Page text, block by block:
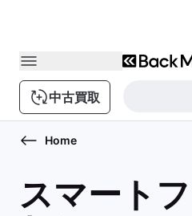
中古買取
Home
スマート